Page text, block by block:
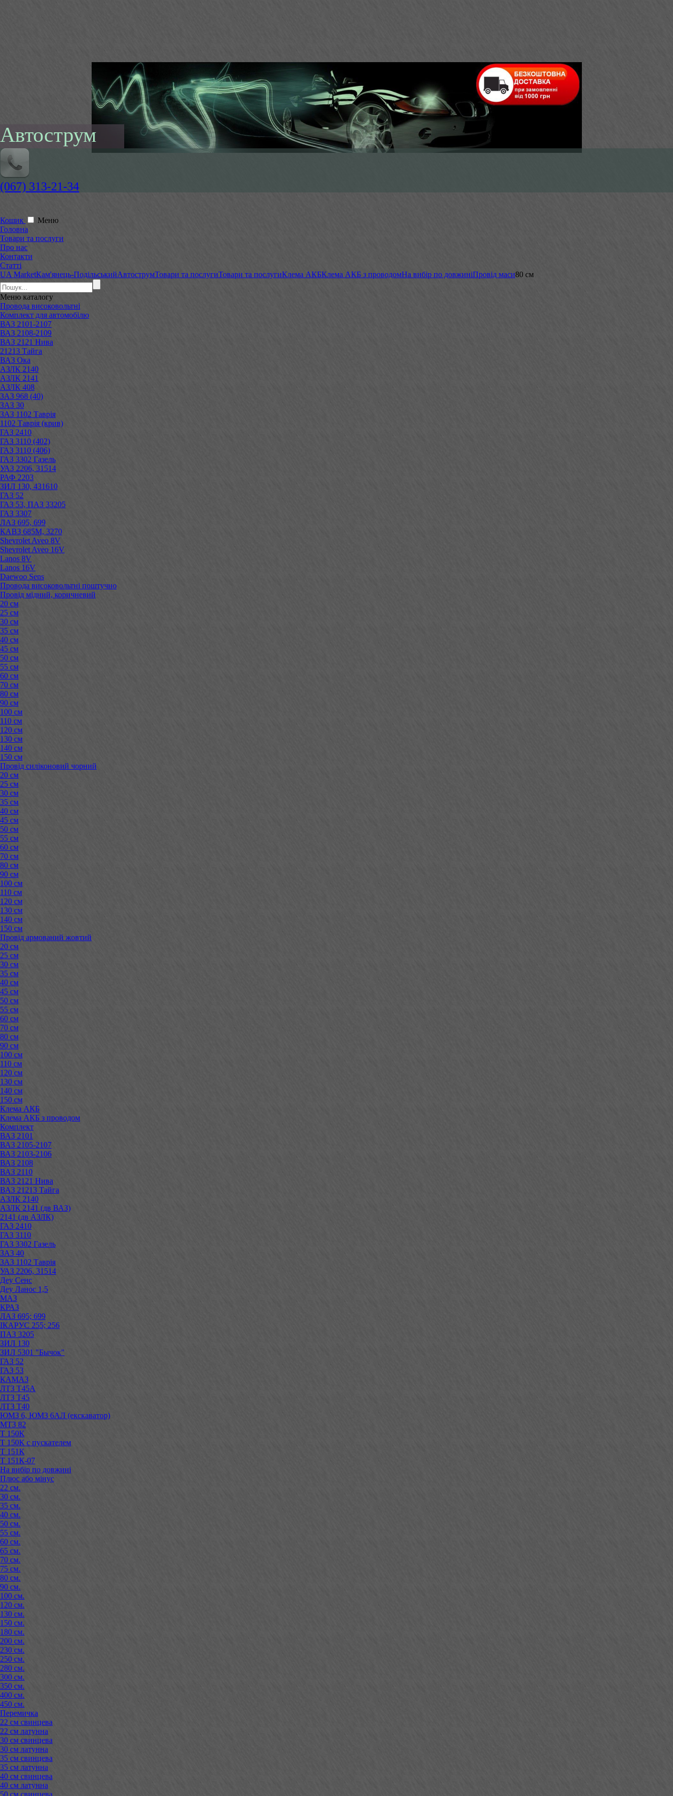
Автострум
(067) 313-21-34
Кошик
Меню
Головна
Товари та послуги
Про нас
Контакти
Статті
UA MarketКам'янець-ПодільськийАвтострумТовари та послугиТовари та послугиКлема АКБКлема АКБ з проводомНа вибір по довжиніПровід маси80 см
Меню каталогу
Провода високовольтні
Комплект для автомобілю
ВАЗ 2101-2107
ВАЗ 2108-2109
ВАЗ 2121 Нива
21213 Тайга
ВАЗ Ока
АЗЛК 2140
АЗЛК 2141
АЗЛК 408
ЗАЗ 968 (40)
ЗАЗ 30
ЗАЗ 1102 Таврія
1102 Таврія (крив)
ГАЗ 2410
ГАЗ 3110 (402)
ГАЗ 3110 (406)
ГАЗ 3302 Газель
УАЗ 2206, 31514
РАФ 2203
ЗИЛ 130, 431610
ГАЗ 52
ГАЗ 53, ПАЗ 33205
ГАЗ 3307
ЛАЗ 695, 699
КАВЗ 685М, 3270
Shevrolet Aveo 8V
Shevrolet Aveo 16V
Lanos 8V
Lanos 16V
Daewoo Sens
Провода високовольтні поштучно
Провід мідний, коричневий
20 см
25 см
30 см
35 см
40 см
45 см
50 см
55 см
60 см
70 см
80 см
90 см
100 см
110 см
120 см
130 см
140 см
150 см
Провід силіконовий чорний
20 см
25 см
30 см
35 см
40 см
45 см
50 см
55 см
60 см
70 см
80 см
90 см
100 см
110 см
120 см
130 см
140 см
150 см
Провід армований жовтий
20 см
25 см
30 см
35 см
40 см
45 см
50 см
55 см
60 см
70 см
80 см
90 см
100 см
110 см
120 см
130 см
140 см
150 см
Клема АКБ
Клема АКБ з проводом
Комплект
ВАЗ 2101
ВАЗ 2105-2107
ВАЗ 2103-2106
ВАЗ 2108
ВАЗ 2110
ВАЗ 2121 Нива
ВАЗ 21213 Тайга
АЗЛК 2140
АЗЛК 2141 (дв ВАЗ)
2141 (дв АЗЛК)
ГАЗ 2410
ГАЗ 3110
ГАЗ 3302 Газель
ЗАЗ 40
ЗАЗ 1102 Таврія
УАЗ 2206, 31514
Деу Сенс
Деу Ланос 1,5
МАЗ
КРАЗ
ЛАЗ 695; 699
ІКАРУС 255; 256
ПАЗ 3205
ЗИЛ 130
ЗИЛ 5301 "Бычок"
ГАЗ 52
ГАЗ 53
КАМАЗ
ЛТЗ Т45А
ЛТЗ Т45
ЛТЗ Т40
ЮМЗ 6, ЮМЗ 6АЛ (екскаватор)
МТЗ 82
Т 150К
Т 150К с пускателем
Т 151К
Т 151К-07
На вибір по довжині
Плюс або мінус
22 см.
30 см.
35 см.
40 см.
50 см.
55 см.
60 см.
65 см.
70 см.
75 см.
80 см.
90 см.
100 см.
120 см.
130 см.
150 см.
180 см.
200 см.
230 см.
250 см.
280 см.
300 см.
350 см.
400 см.
450 см.
Перемичка
22 см свинцева
22 см латунна
30 см свинцева
30 см латунна
35 см свинцева
35 см латунна
40 см свинцева
40 см латунна